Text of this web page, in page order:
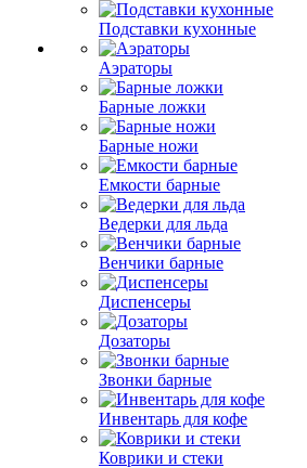
Подставки кухонные
Аэраторы
Барные ложки
Барные ножи
Емкости барные
Ведерки для льда
Венчики барные
Диспенсеры
Дозаторы
Звонки барные
Инвентарь для кофе
Коврики и стеки